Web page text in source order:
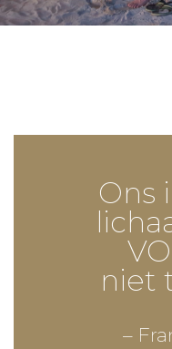
MWO +
Analysator
Recensies
Mijn
Tarieven
Bodycamp
Ons
niet
–